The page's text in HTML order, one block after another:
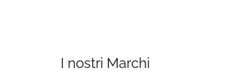
I nostri Marchi